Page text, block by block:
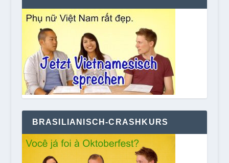
BRASILIANISCH-CRASHKURS